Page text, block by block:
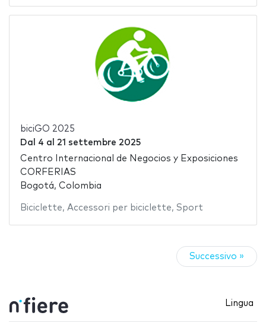
biciGO 2025
Dal 4 al 21 settembre 2025
Centro Internacional de Negocios y Exposiciones
CORFERIAS
Bogotá, Colombia
Biciclette, Accessori per biciclette, Sport
Successivo »
Lingua